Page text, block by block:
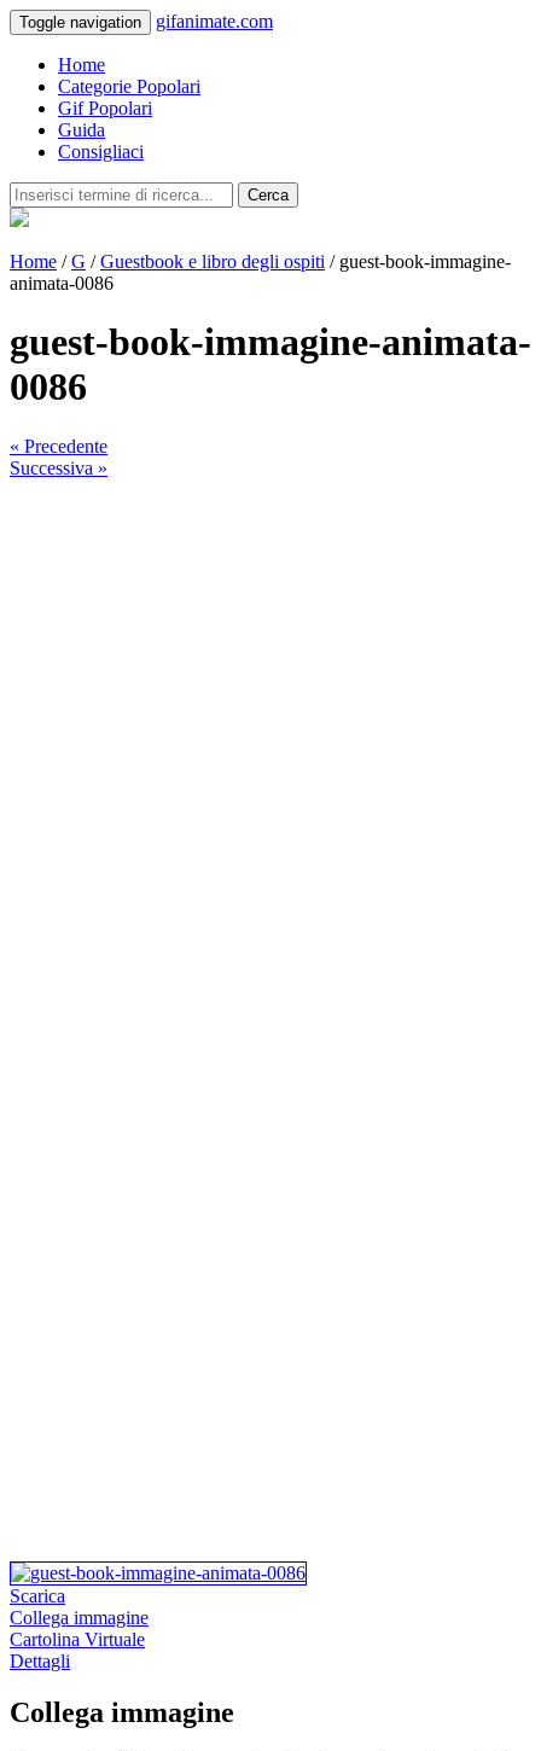
Toggle navigation gifanimate.com
Home
Categorie Popolari
Gif Popolari
Guida
Consigliaci
Cerca
Home /G /Guestbook e libro degli ospiti / guest-book-immagine-
animata-0086
guest-book-immagine-animata-
0086
« Precedente
Successiva »
Scarica
Collega immagine
Cartolina Virtuale
Dettagli
Collega immagine